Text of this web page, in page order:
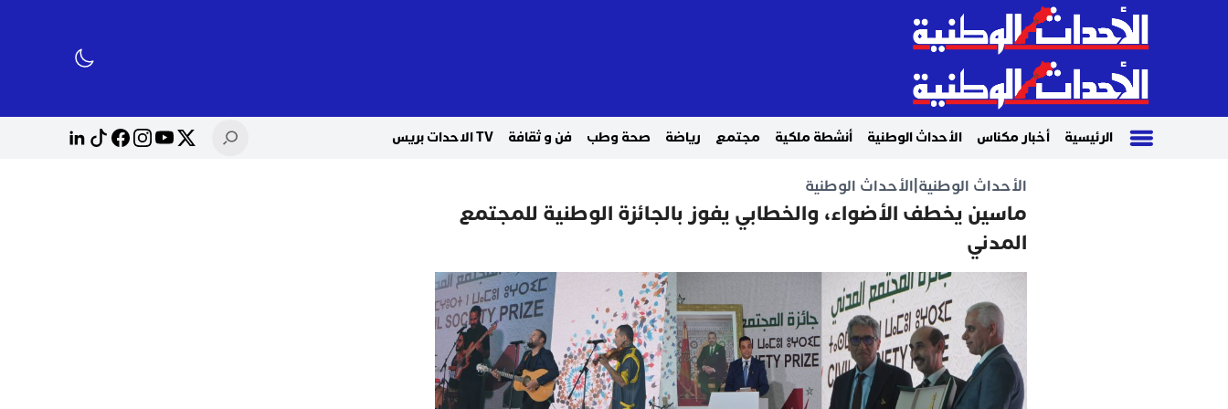
الرئيسية أخبار مكناس الأحداث الوطنية أنشطة ملكية مجتمع رياضة صحة وطب فن و ثقافة TV الاحدات بريس
الأحداث الوطنية الأحداث الوطنية
ماسين يخطف الأضواء، والخطابي يفوز بالجائزة الوطنية للمجتمع
المدني